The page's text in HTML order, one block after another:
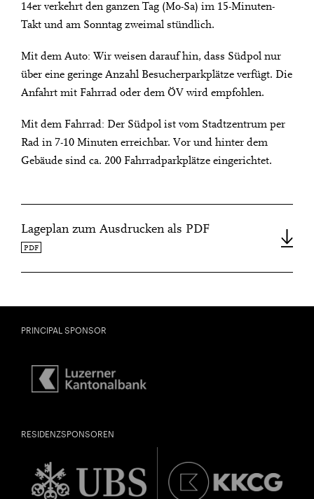
14er verkehrt den ganzen Tag (Mo-Sa) im 15-Minuten-
Takt und am Sonntag zweimal stündlich.
Mit dem Auto: Wir weisen darauf hin, dass Südpol nur
über eine geringe Anzahl Besucherparkplätze verfügt. Die
Anfahrt mit Fahrrad oder dem ÖV wird empfohlen.
Mit dem Fahrrad: Der Südpol ist vom Stadtzentrum per
Rad in 7-10 Minuten erreichbar. Vor und hinter dem
Gebäude sind ca. 200 Fahrradparkplätze eingerichtet.
Lageplan zum Ausdrucken als PDF
PDF
PRINCIPAL SPONSOR
RESIDENZSPONSOREN